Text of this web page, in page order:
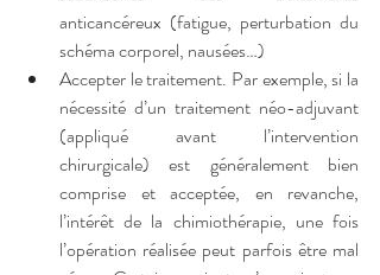
anticancéreux (fatigue, perturbation du
schéma corporel, nausées…)
Accepter le traitement. Par exemple, si la
nécessité d’un traitement néo-adjuvant
(appliqué avant l’intervention
chirurgicale) est généralement bien
comprise et acceptée, en revanche,
l’intérêt de la chimiothérapie, une fois
l’opération réalisée peut parfois être mal